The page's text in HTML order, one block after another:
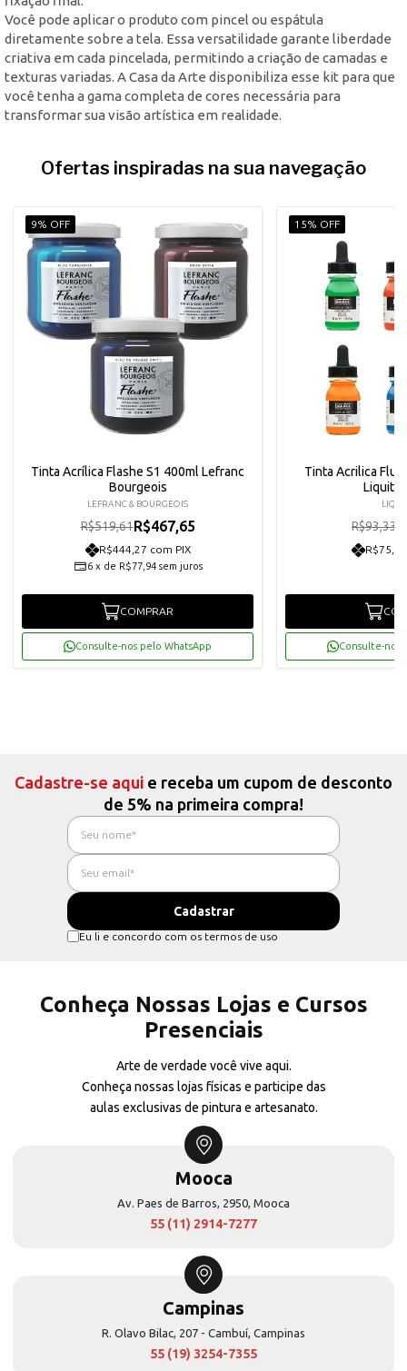
Você pode aplicar o produto com pincel ou espátula
diretamente sobre a tela. Essa versatilidade garante liberdade
criativa em cada pincelada, permitindo a criação de camadas e
texturas variadas. A Casa da Arte disponibiliza esse kit para que
você tenha a gama completa de cores necessária para
transformar sua visão artística em realidade.
Ofertas inspiradas na sua navegação
9% OFF
Tinta Acrílica Flashe S1 400ml Lefranc
Bourgeois
LEFRANC & BOURGEOIS
R$519,61R$467,65
R$444,27 com PIX
6 x de R$77,94 sem juros
COMPRAR
Consulte-nos pelo WhatsApp
15% OFF
Tinta Acrilica
R$93,33
Consulte-nos
Cadastre-se aqui e receba um cupom de desconto
de 5% na primeira compra!
Eu li e concordo com os termos de uso
Conheça Nossas Lojas e Cursos
Presenciais
Arte de verdade você vive aqui.
Conheça nossas lojas físicas e participe das
aulas exclusivas de pintura e artesanato.
Mooca
Av. Paes de Barros, 2950, Mooca
55 (11) 2914-7277
Campinas
R. Olavo Bilac, 207 - Cambuí, Campinas
55 (19) 3254-7355